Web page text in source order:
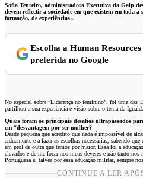
Ouvir
Sofia Tenreiro, administradora Executiva da Galp
devem reflectir a sociedade em que existem em toda
formação, de experiências».
Escolha a Human
preferida no Google
No especial sobre “Liderança no feminino”, foi uma das
partilhou a sua experiência e visão sobre o tema da
Quais foram os principais desafios ultrapassados
em “desvantagem por ser mulher?
Desde pequena que acredito que nada é impossível de
arduamente e a fazer as escolhas necessárias, sabendo
em prol de outra que temos por maior. Essa foi a
elevados e de me focar nos meus deveres e não tanto
Portuguesa e, talvez por essa educação militar, sempre
CONTINUE A LER